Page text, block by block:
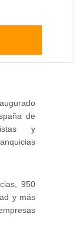
de
y
950
y más